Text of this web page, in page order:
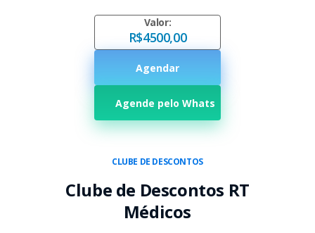
Valor:
R$4500,00
Agendar
Agende pelo Whats
CLUBE DE DESCONTOS
Clube de Descontos RT
Médicos